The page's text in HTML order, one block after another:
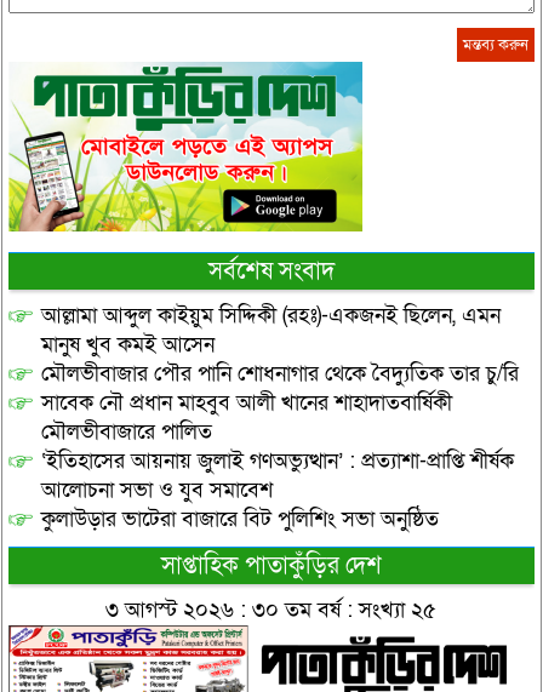
সর্বশেষ সংবাদ
আল্লামা আব্দুল কাইয়ুম সিদ্দিকী (রহঃ)-একজনই ছিলেন, এমন
মানুষ খুব কমই আসেন
মৌলভীবাজার পৌর পানি শোধনাগার থেকে বৈদ্যুতিক তার চু/রি
সাবেক নৌ প্রধান মাহবুব আলী খানের শাহাদাতবার্ষিকী
মৌলভীবাজারে পালিত
‘ইতিহাসের আয়নায় জুলাই গণঅভ্যুত্থান’ : প্রত্যাশা-প্রাপ্তি শীর্ষক
আলোচনা সভা ও যুব সমাবেশ
কুলাউড়ার ভাটেরা বাজারে বিট পুলিশিং সভা অনুষ্ঠিত
সাপ্তাহিক পাতাকুঁড়ির দেশ
৩ আগস্ট ২০২৬ : ৩০ তম বর্ষ : সংখ্যা ২৫